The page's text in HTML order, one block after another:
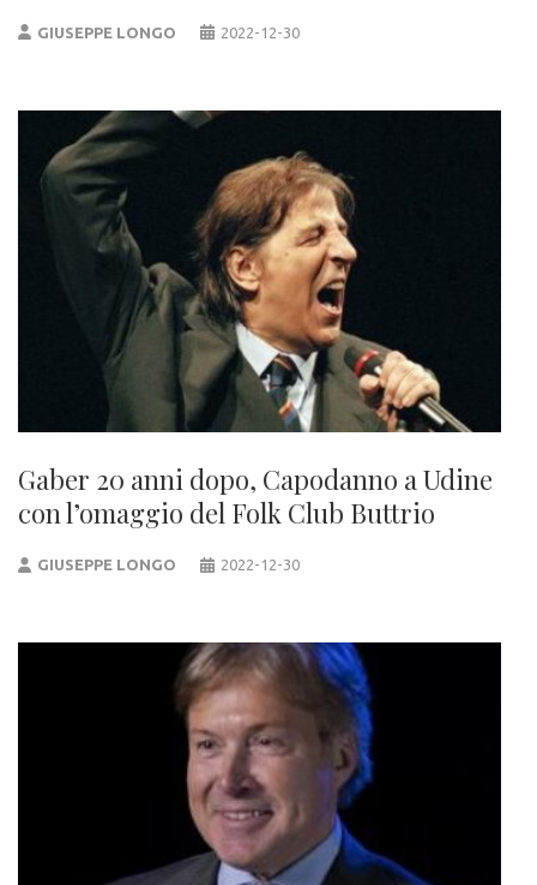
GIUSEPPE LONGO 2022-12-30
Gaber 20 anni dopo, Capodanno a Udine
con l’omaggio del Folk Club Buttrio
GIUSEPPE LONGO 2022-12-30